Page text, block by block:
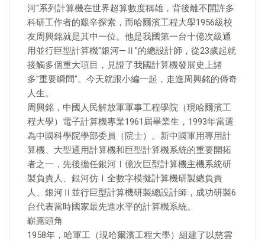
河"系列計算機在世界超算數度稱雄，背後離不開許多
科研工作者的艱辛探索，而哈爾濱工程大學1956級校
友周興銘就是其中一位。他是我國第一台十億次級通
用並行巨型計算機"銀河—Ⅱ"的總設計師，從23歲起就
接觸多個重大項目，見證了我國計算機發展史上諸
多"重要瞬間"。今天就跟小編一起，走進周興銘的傳奇
人生。
周興銘，中國人民解放軍軍事工程學院（現哈爾濱工
程大學）電子計算機專業1961屆畢業生，1993年當選
為中國科學院學部委員（院士）。新中國軍用專用計
算機、大型通用計算機和巨型計算機系統的重要開拓
者之一，先後擔任銀河Ⅰ億次巨型計算機主機系統研
製負責人、銀河仿Ⅰ全數字模擬計算機研製總負責
人、銀河Ⅱ並行巨型計算機研製總設計師，成功研製6
台代表當時國家最先進水平的計算機系統。
嶄露頭角
1958年，哈軍工（現哈爾濱工程大學）組建了以慈雲